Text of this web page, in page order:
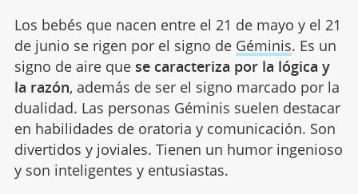
Los bebés que nacen entre el 21 de mayo y el 21
de junio se rigen por el signo de Géminis. Es un
signo de aire quese caracteriza por la lógica y
la razón, además de ser el signo marcado por la
dualidad. Las personas Géminis suelen destacar
en habilidades de oratoria y comunicación. Son
divertidos y joviales. Tienen un humor ingenioso
y son inteligentes y entusiastas.